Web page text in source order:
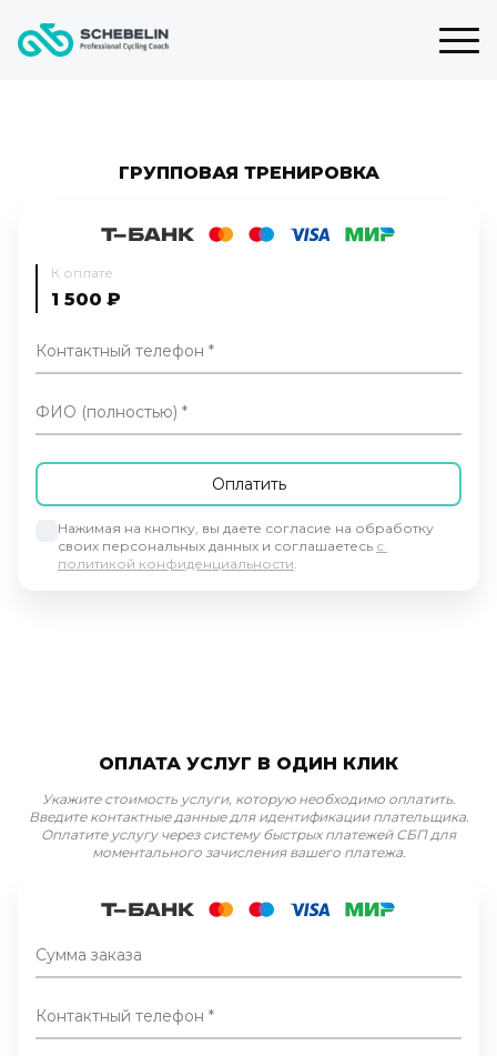
ГРУППОВАЯ ТРЕНИРОВКА
К оплате
1 500 ₽
Контактный телефон
ФИО (полностью)
Нажимая на кнопку, вы даете согласие на обработку
своих персональных данных и соглашаетесь с
политикой конфиденциальности.
ОПЛАТА УСЛУГ В ОДИН КЛИК
Укажите стоимость услуги, которую необходимо оплатить.
Введите контактные данные для идентификации плательщика.
Оплатите услугу через систему быстрых платежей СБП для
моментального зачисления вашего платежа.
Сумма заказа
Контактный телефон